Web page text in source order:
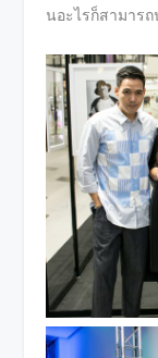
นอะไรก็สามาร